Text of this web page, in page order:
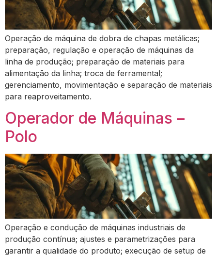
Operação de máquina de dobra de chapas metálicas;
preparação, regulação e operação de máquinas da
linha de produção; preparação de materiais para
alimentação da linha; troca de ferramental;
gerenciamento, movimentação e separação de materiais
para reaproveitamento.
Operador de Máquinas –
Polo
Operação e condução de máquinas industriais de
produção contínua; ajustes e parametrizações para
garantir a qualidade do produto; execução de setup de